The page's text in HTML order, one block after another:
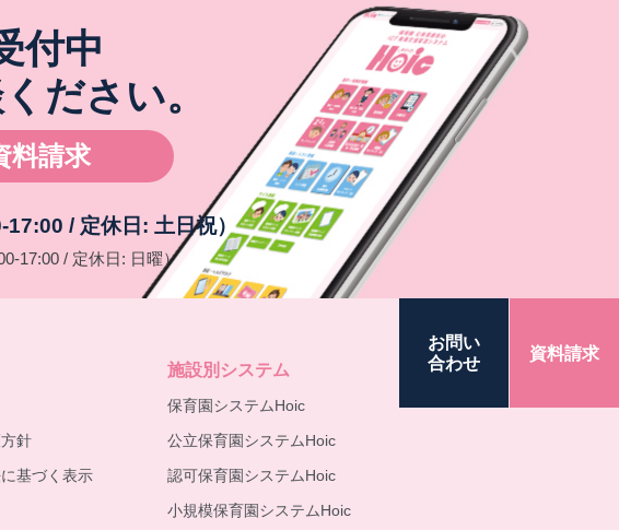
付中
ださい。
料請求
17:00 / 定休日: 土日祝）
17:00 / 定休日: 日曜）
針
基づく表示
施設別 システム
保育園システムHoic
公立保育園システムHoic
認可保育園システムHoic
小規模保育園システムHoic
お問い
合わせ
資料請求